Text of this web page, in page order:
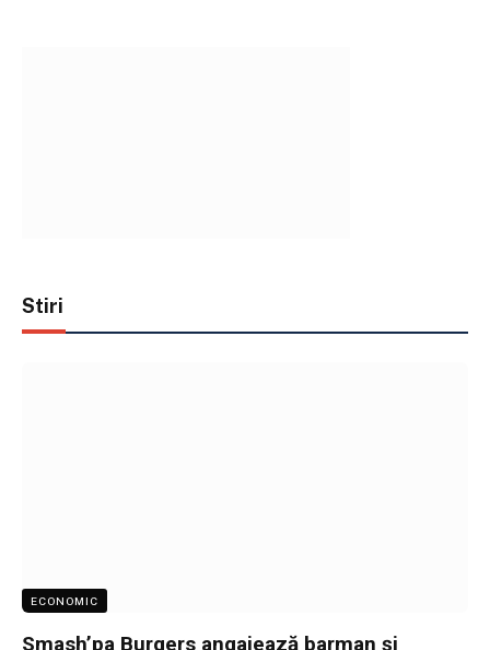
Stiri
ECONOMIC
Smash’pa Burgers angajează barman și